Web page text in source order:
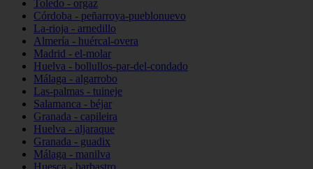
Toledo - orgaz
Córdoba - peñarroya-pueblonuevo
La-rioja - arnedillo
Almería - huércal-overa
Madrid - el-molar
Huelva - bollullos-par-del-condado
Málaga - algarrobo
Las-palmas - tuineje
Salamanca - béjar
Granada - capileira
Huelva - aljaraque
Granada - guadix
Málaga - manilva
Huesca - barbastro